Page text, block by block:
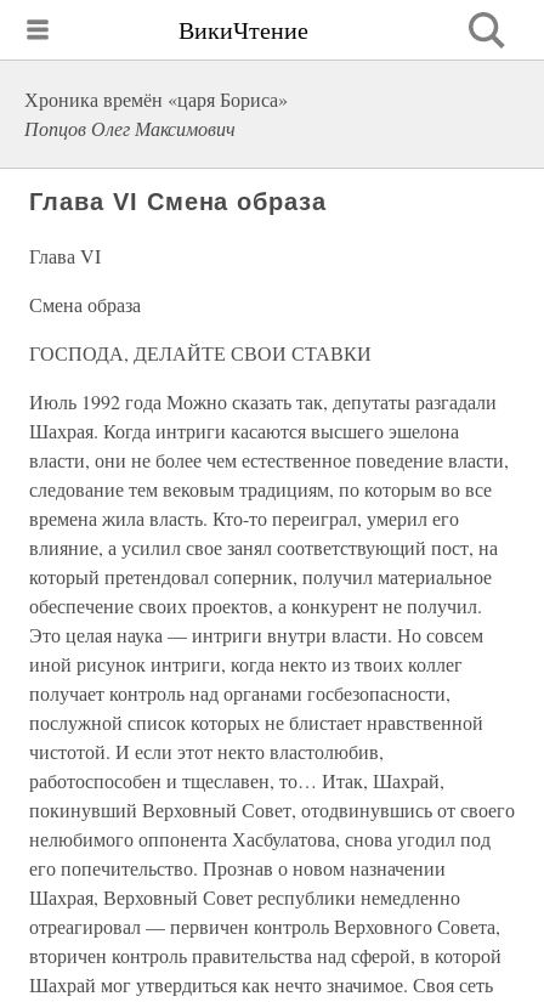
ВикиЧтение
Хроника времён «царя Бориса»
Попцов Олег Максимович
Глава VI Смена образа
Глава VI
Смена образа
ГОСПОДА, ДЕЛАЙТЕ СВОИ СТАВКИ
Июль 1992 года Можно сказать так, депутаты разгадали
Шахрая. Когда интриги касаются высшего эшелона
власти, они не более чем естественное поведение власти,
следование тем вековым традициям, по которым во все
времена жила власть. Кто-то переиграл, умерил его
влияние, а усилил свое занял соответствующий пост, на
который претендовал соперник, получил материальное
обеспечение своих проектов, а конкурент не получил.
Это целая наука — интриги внутри власти. Но совсем
иной рисунок интриги, когда некто из твоих коллег
получает контроль над органами госбезопасности,
послужной список которых не блистает нравственной
чистотой. И если этот некто властолюбив,
работоспособен и тщеславен, то… Итак, Шахрай,
покинувший Верховный Совет, отодвинувшись от своего
нелюбимого оппонента Хасбулатова, снова угодил под
его попечительство. Прознав о новом назначении
Шахрая, Верховный Совет республики немедленно
отреагировал — первичен контроль Верховного Совета,
вторичен контроль правительства над сферой, в которой
Шахрай мог утвердиться как нечто значимое. Своя сеть